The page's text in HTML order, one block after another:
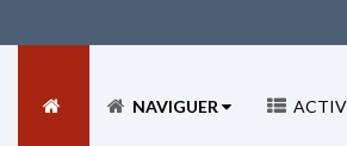
NAVIGUER